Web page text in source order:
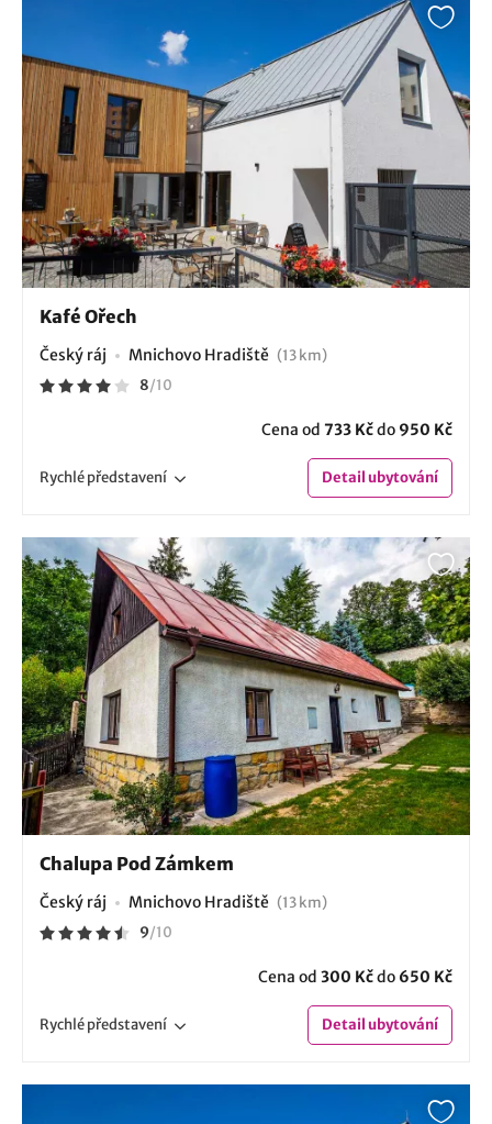
Kafé Ořech
Český ráj Mnichovo Hradiště (13 km)
8/10
Cena od 733 Kčdo 950 Kč
Rychlépředstavení Detailubytování
Chalupa Pod Zámkem
Český ráj Mnichovo Hradiště (13 km)
9/10
Cena od 300 Kčdo 650 Kč
Rychlépředstavení Detailubytování